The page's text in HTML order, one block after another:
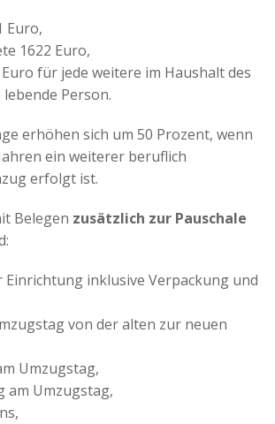
Euro,
1622 Euro,
für jede weitere im Haushalt des
Person.
erhöhen sich um 50 Prozent, wenn
ein weiterer beruflich
erfolgt ist.
Belegen zusätzlich zur Pauschale
inklusive Verpackung und
von der alten zur neuen
Umzugstag,
am Umzugstag,